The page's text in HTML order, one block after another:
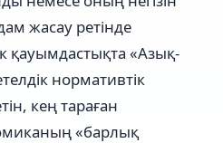
жасау ретінде
қауымдастықта «Азық-
нормативтік
кең тараған
«барлық